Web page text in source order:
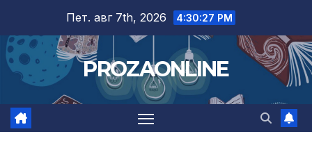
content
Пет. авг 7th, 2026 4:30:28 PM
PROZAONLINE